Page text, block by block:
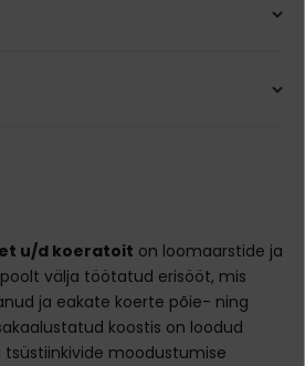
u/d koeratoit on loomaarstide ja
välja töötatud erisööt, mis
ja eakate koerte põie- ning
koostis on loodud
moodustumise